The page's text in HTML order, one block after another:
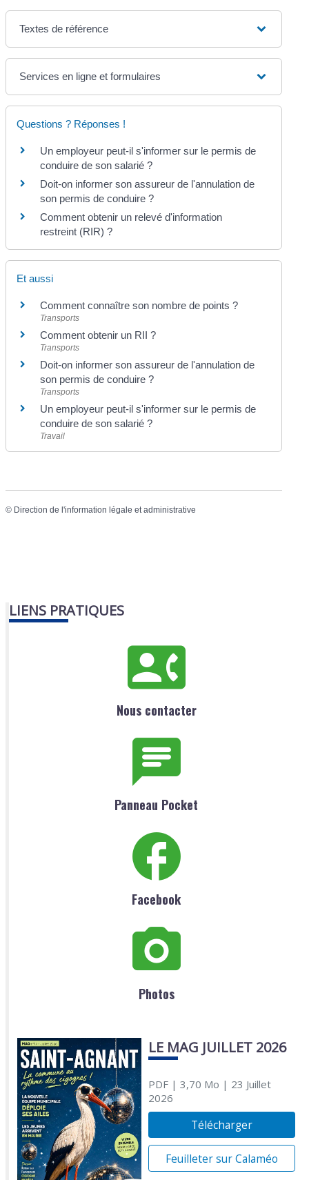
Textes de référence
Services en ligne et formulaires
Questions ? Réponses !
Un employeur peut-il s'informer sur le permis de
conduire de son salarié ?
Doit-on informer son assureur de l'annulation de
son permis de conduire ?
Comment obtenir un relevé d'information
restreint (RIR) ?
Et aussi
Comment connaître son nombre de points ?
Transports
Comment obtenir un RII ?
Transports
Doit-on informer son assureur de l'annulation de
son permis de conduire ?
Transports
Un employeur peut-il s'informer sur le permis de
conduire de son salarié ?
Travail
© Direction de l'information légale et administrative
LIENS PRATIQUES
Nous contacter
Panneau Pocket
Facebook
Photos
LE MAG JUILLET 2026
PDF| 3,70 Mo | 23 Juillet
2026
Télécharger
Feuilleter sur Calaméo